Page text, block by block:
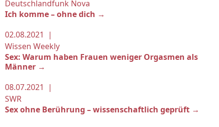
Deutschlandfunk Nova
Ich komme – ohne dich →
02.08.2021 |
Wissen Weekly
Sex: Warum haben Frauen weniger Orgasmen als
Männer →
08.07.2021 |
SWR
Sex ohne Berührung – wissenschaftlich geprüft →